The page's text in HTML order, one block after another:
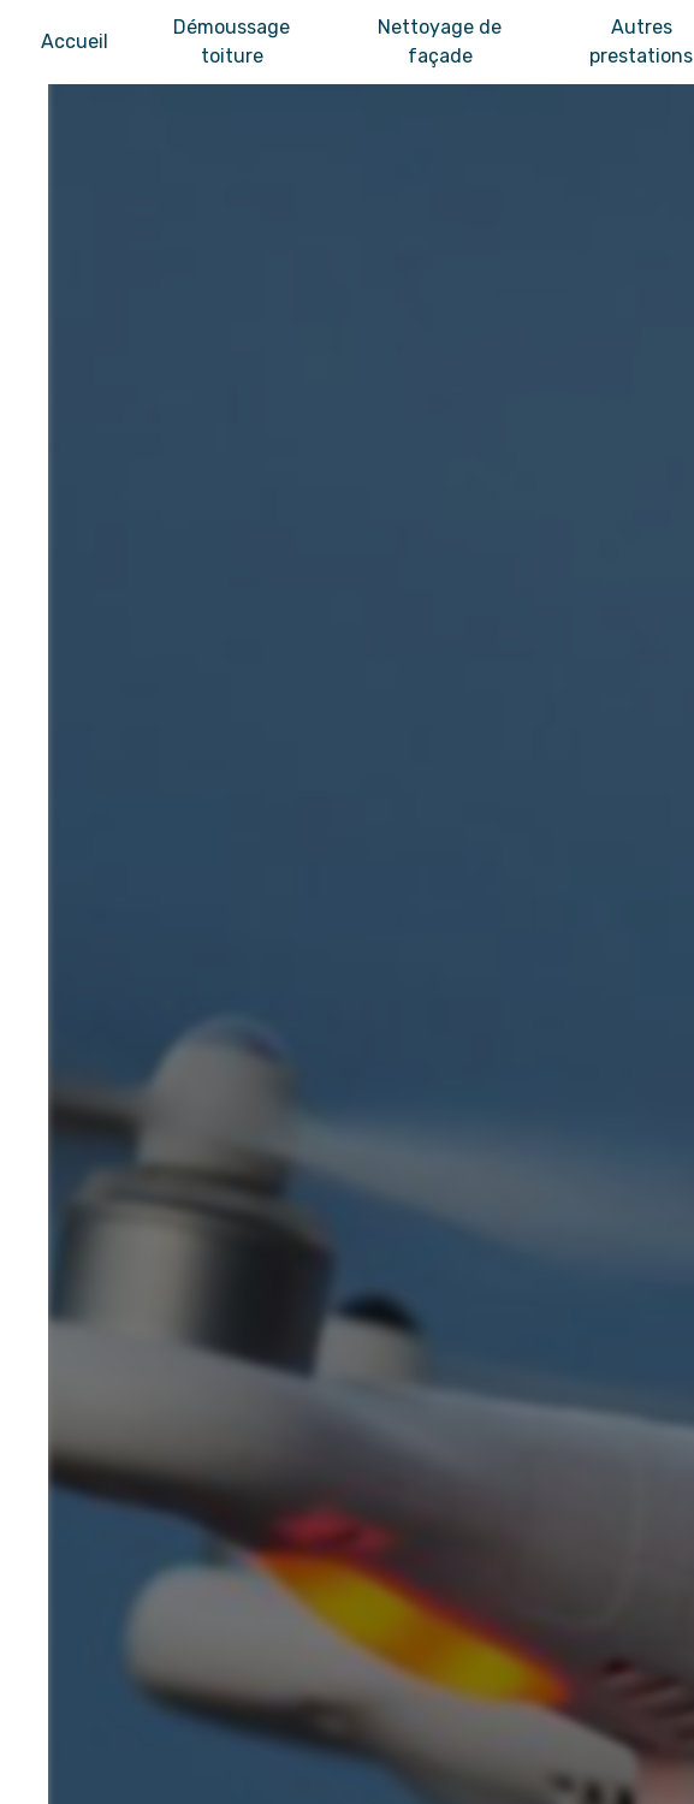
Accueil
Démoussage
toiture
Nettoyage de
façade
Autres
prestations
Panneau de gestion des cookies